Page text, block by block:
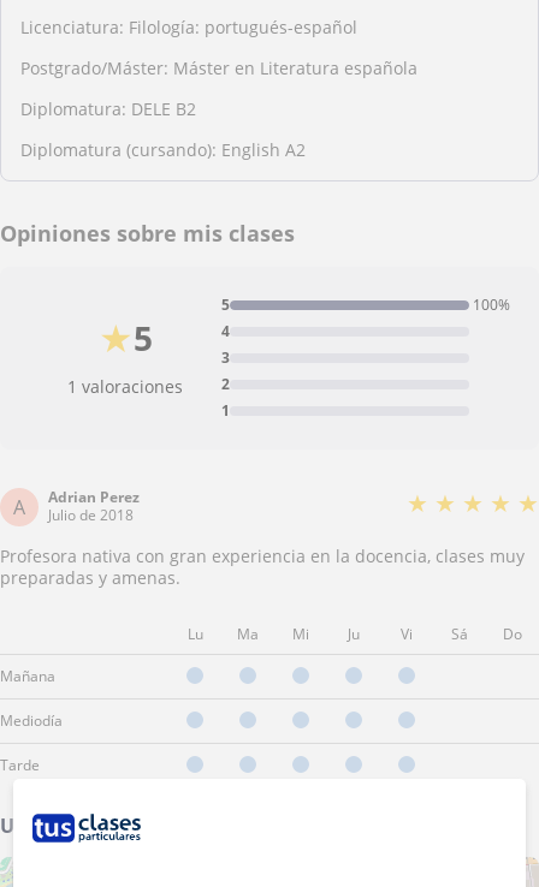
Licenciatura: Filología: portugués-español
Postgrado/Máster: Máster en Literatura española
Diplomatura: DELE B2
Diplomatura (cursando): English A2
Opiniones sobre mis clases
5
★
1 valoraciones
1
2
3
4
5 100%
A
Adrian Perez
Julio de 2018
★ ★ ★ ★ ★
Profesora nativa con gran experiencia en la docencia, clases muy
preparadas y amenas.
Lu Ma Mi Ju Vi Sá Do
Mañana
Mediodía
Tarde
Ubicación de mis clases